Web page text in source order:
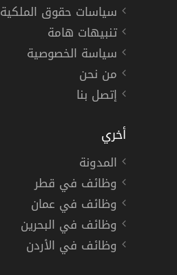
سياسات حقوق الملكية
تنبيهات هامة
سياسة الخصوصية
من نحن
إتصل بنا
أخري
المدونة
وظائف في قطر
وظائف في عمان
وظائف في البحرين
وظائف في الأردن